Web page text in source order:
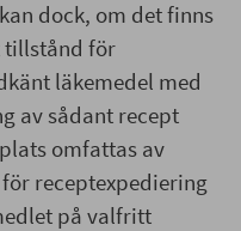
dock, om det finns
tillstånd för
läkemedel med
av sådant recept
omfattas av
receptexpediering
på valfritt